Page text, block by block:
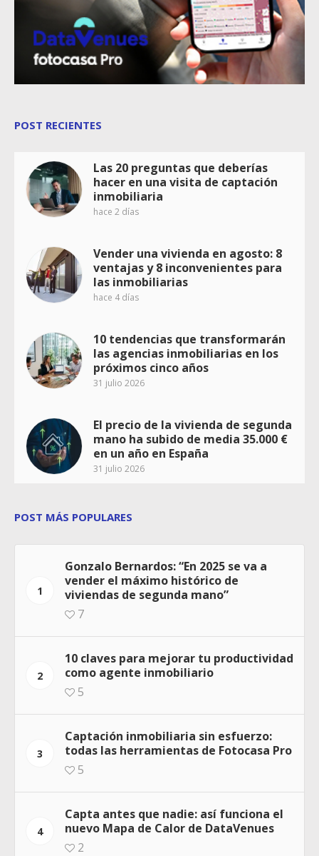
POST RECIENTES
Las 20 preguntas que deberías
hacer en una visita de captación
inmobiliaria
hace 2 días
Vender una vivienda en agosto: 8
ventajas y 8 inconvenientes para
las inmobiliarias
hace 4 días
10 tendencias que transformarán
las agencias inmobiliarias en los
próximos cinco años
31 julio 2026
El precio de la vivienda de segunda
mano ha subido de media 35.000 €
en un año en España
31 julio 2026
POST MÁS POPULARES
1
Gonzalo Bernardos: “En 2025 se va a
vender el máximo histórico de
viviendas de segunda mano”
7
2
10 claves para mejorar tu productividad
como agente inmobiliario
5
3
Captación inmobiliaria sin esfuerzo:
todas las herramientas de Fotocasa Pro
5
4
Capta antes que nadie: así funciona el
nuevo Mapa de Calor de DataVenues
2